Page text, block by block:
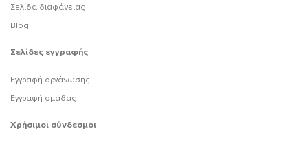
Σελίδα διαφάνειας
Blog
Σελίδες εγγραφής
Εγγραφή οργάνωσης
Εγγραφή ομάδας
Χρήσιμοι σύνδεσμοι